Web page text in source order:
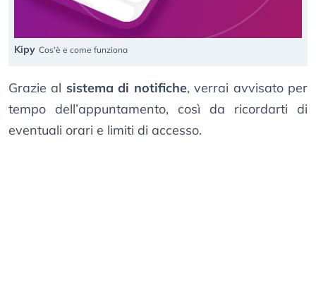
Kipy Cos'è e come funziona
Grazie al sistema di notifiche, verrai avvisato per
tempo dell’appuntamento, così da ricordarti di
eventuali orari e limiti di accesso.